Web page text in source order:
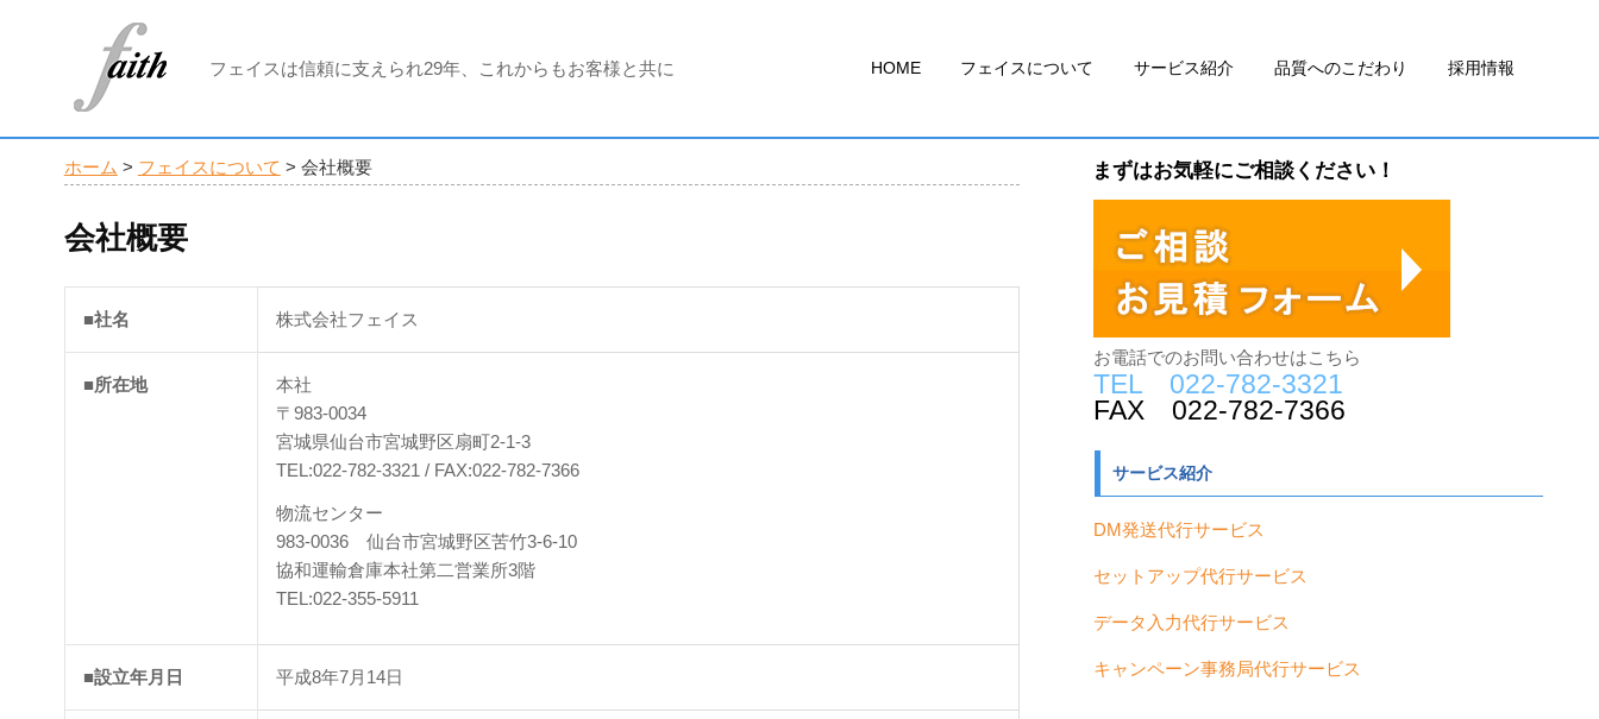
フェイスは信頼に支えられ29年、これからもお客様と共に HOME フェイスについて サービス紹介 品質へのこだわり 採用情報
ホーム > フェイスについて > 会社概要
会社概要
■社名 株式会社フェイス
■所在地
本社
〒983-0034
宮城県仙台市宮城野区扇町2-1-3
TEL:022-782-3321 / FAX:022-782-7366
物流センター
983-0036 仙台市宮城野区苦竹3-6-10
協和運輸倉庫本社第二営業所3階
TEL:022-355-5911
■設立年月日 平成8年7月14日
まずはお気軽にご相談ください！
お電話でのお問い合わせはこちら
TEL 022-782-3321
FAX 022-782-7366
サービス紹介
DM発送代行サービス
セットアップ代行サービス
データ入力代行サービス
キャンペーン事務局代行サービス